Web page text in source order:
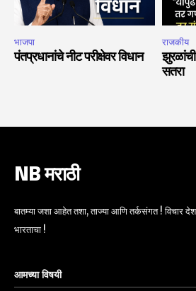
भाजपा
पंतप्रधानांचे नीट परीक्षेवर विधान
राजकीय
सतरा
NB मराठी
बातम्या जशा आहेत तशा, ताज्या आणि तर्कसंगत ! विचार
भारताचा !
आमच्या विषयी